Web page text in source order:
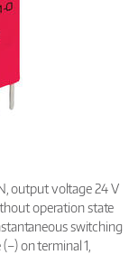
output voltage 24 V
operation state
switching
on terminal 1,